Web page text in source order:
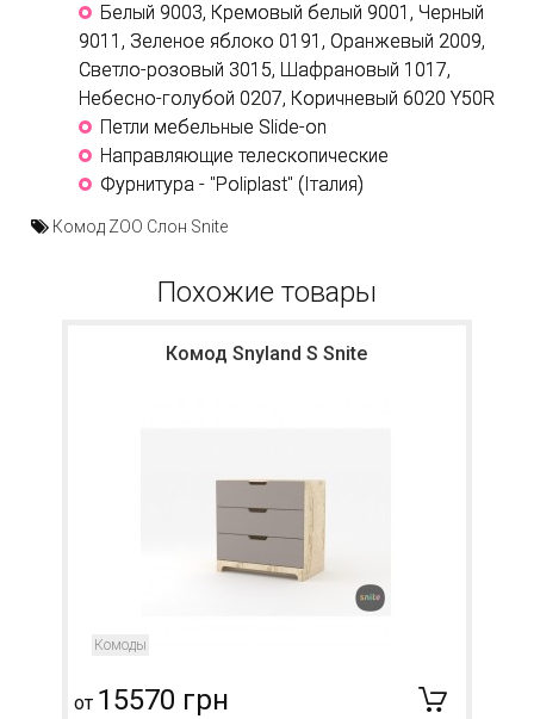
Белый 9003, Кремовый белый 9001, Черный
9011, Зеленое яблоко 0191, Оранжевый 2009,
Светло-розовый 3015, Шафрановый 1017,
Небесно-голубой 0207, Коричневый 6020 Y50R
Петли мебельные Slide-on
Направляющие телескопические
Фурнитура - "Poliplast" (Італия)
Комод ZOO Слон Snite
Похожие товары
Комод Snyland S Snite
Комоды
от 15570 грн